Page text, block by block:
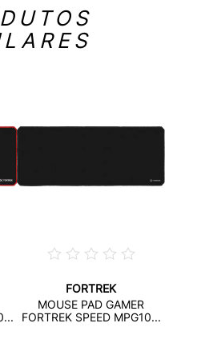
FORTREK
MOUSE PAD GAMER
FORTREK SPEED MPG10...